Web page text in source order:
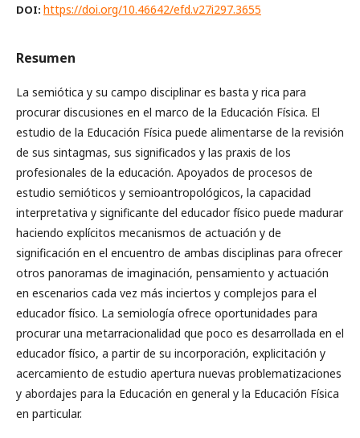
DOI: https://doi.org/10.46642/efd.v27i297.3655
Resumen
La semiótica y su campo disciplinar es basta y rica para
procurar discusiones en el marco de la Educación Física. El
estudio de la Educación Física puede alimentarse de la revisión
de sus sintagmas, sus significados y las praxis de los
profesionales de la educación. Apoyados de procesos de
estudio semióticos y semioantropológicos, la capacidad
interpretativa y significante del educador físico puede madurar
haciendo explícitos mecanismos de actuación y de
significación en el encuentro de ambas disciplinas para ofrecer
otros panoramas de imaginación, pensamiento y actuación
en escenarios cada vez más inciertos y complejos para el
educador físico. La semiología ofrece oportunidades para
procurar una metarracionalidad que poco es desarrollada en el
educador físico, a partir de su incorporación, explicitación y
acercamiento de estudio apertura nuevas problematizaciones
y abordajes para la Educación en general y la Educación Física
en particular.